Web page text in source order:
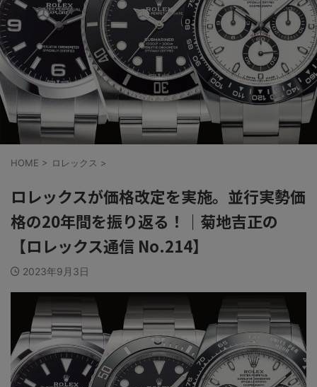
HOME > ロレックス >
ロレックスが価格改定を実施。並行実勢価
格の20年間を振り返る！｜菊地吉正の
【ロレックス通信 No.214】
2023年9月3日